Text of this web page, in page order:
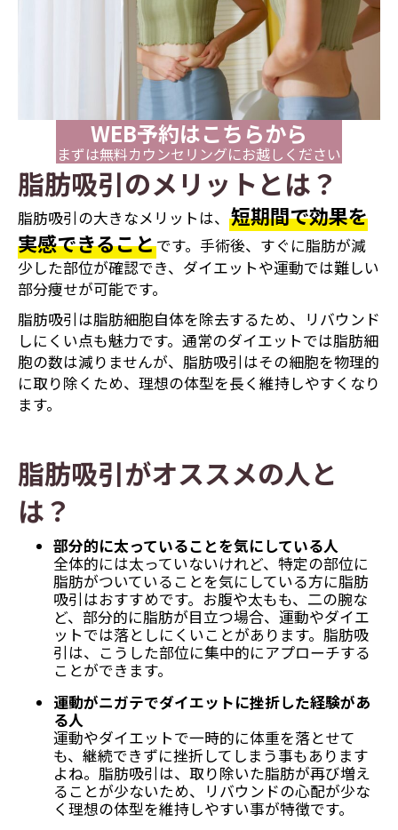
WEB予約はこちらから
まずは無料カウンセリングにお越しください
脂肪吸引のメリットとは？
脂肪吸引の大きなメリットは、 短期間で効果を
実感できることです。手術後、すぐに脂肪が減
少した部位が確認でき、ダイエットや運動では難しい
部分痩せが可能です。
脂肪吸引は脂肪細胞自体を除去するため、リバウンド
しにくい点も魅力です。通常のダイエットでは脂肪細
胞の数は減りませんが、脂肪吸引はその細胞を物理的
に取り除くため、理想の体型を長く維持しやすくなり
ます。
脂肪吸引がオススメの人と
は？
部分的に太っていることを気にしている人
全体的には太っていないけれど、特定の部位に
脂肪がついていることを気にしている方に脂肪
吸引はおすすめです。お腹や太もも、二の腕な
ど、部分的に脂肪が目立つ場合、運動やダイエ
ットでは落としにくいことがあります。脂肪吸
引は、こうした部位に集中的にアプローチする
ことができます。
運動がニガテでダイエットに挫折した経験があ
る人
運動やダイエットで一時的に体重を落とせて
も、継続できずに挫折してしまう事もあります
よね。脂肪吸引は、取り除いた脂肪が再び増え
ることが少ないため、リバウンドの心配が少な
く理想の体型を維持しやすい事が特徴です。